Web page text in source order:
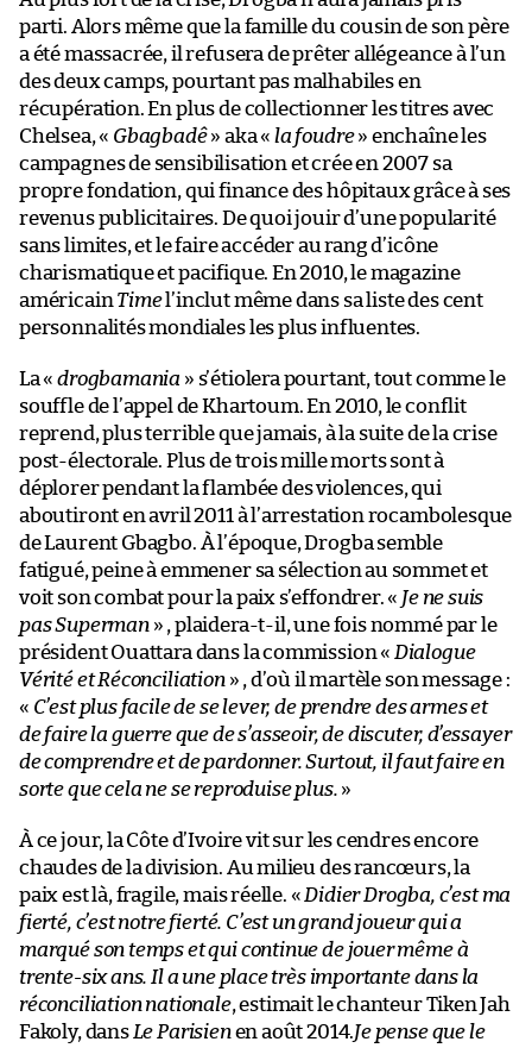
parti. Alors même que la famille du cousin de son père
a été massacrée, il refusera de prêter allégeance à l’un
des deux camps, pourtant pas malhabiles en
récupération. En plus de collectionner les titres avec
Chelsea, « Gbagbadê» aka « la foudre» enchaîne les
campagnes de sensibilisation et crée en 2007 sa
propre fondation, qui finance des hôpitaux grâce à ses
revenus publicitaires. De quoi jouir d’une popularité
sans limites, et le faire accéder au rang d’icône
charismatique et pacifique. En 2010, le magazine
américain Timel’inclut même dans sa liste des cent
personnalités mondiales les plus influentes.
La «drogbamania » s’étiolera pourtant, tout comme le
souffle de l’appel de Khartoum. En 2010, le conflit
reprend, plus terrible que jamais, à la suite de la crise
post-électorale. Plus de trois mille morts sont à
déplorer pendant la flambée des violences, qui
aboutiront en avril 2011 à l’arrestation rocambolesque
de Laurent Gbagbo. À l’époque, Drogba semble
fatigué, peine à emmener sa sélection au sommet et
voit son combat pour la paix s’effondrer. « Je ne suis
pas Superman» , plaidera-t-il, une fois nommé par le
président Ouattara dans la commission « Dialogue
Vérité et Réconciliation» , d’où il martèle son message :
« C’est plus facile de se lever, de prendre des armes et
de faire la guerre que de s’asseoir, de discuter, d’essayer
de comprendre et de pardonner. Surtout, il faut faire en
sorte que cela ne se reproduise plus. »
À ce jour, la Côte d’Ivoire vit sur les cendres encore
chaudes de la division. Au milieu des rancœurs, la
paix est là, fragile, mais réelle. « Didier Drogba, c’est ma
fierté, c’est notre fierté. C’est un grand joueur qui a
marqué son temps et qui continue de jouer même à
trente-six ans. Il a une place très importante dans la
réconciliation nationale, estimait le chanteur Tiken Jah
Fakoly, dans Le Parisienen août 2014.Je pense que le